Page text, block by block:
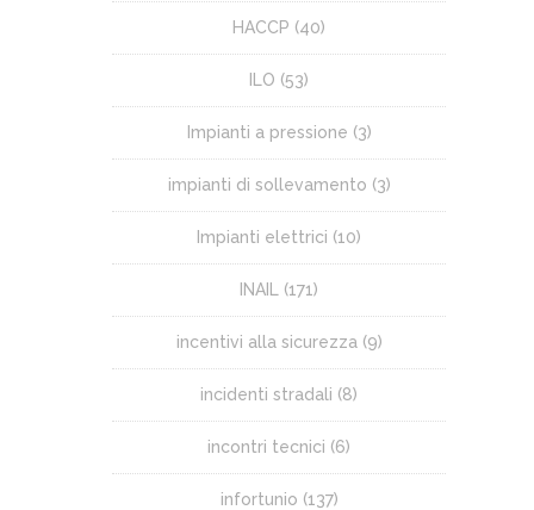
HACCP (40)
ILO (53)
Impianti a pressione (3)
impianti di sollevamento (3)
Impianti elettrici (10)
INAIL (171)
incentivi alla sicurezza (9)
incidenti stradali (8)
incontri tecnici (6)
infortunio (137)